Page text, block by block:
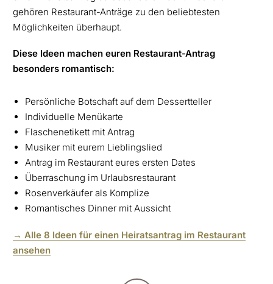
gehören Restaurant-Anträge zu den beliebtesten
Möglichkeiten überhaupt.
Diese Ideen machen euren Restaurant-Antrag
besonders romantisch:
Persönliche Botschaft auf dem Dessertteller
Individuelle Menükarte
Flaschenetikett mit Antrag
Musiker mit eurem Lieblingslied
Antrag im Restaurant eures ersten Dates
Überraschung im Urlaubsrestaurant
Rosenverkäufer als Komplize
Romantisches Dinner mit Aussicht
→ Alle 8 Ideen für einen Heiratsantrag im Restaurant
ansehen